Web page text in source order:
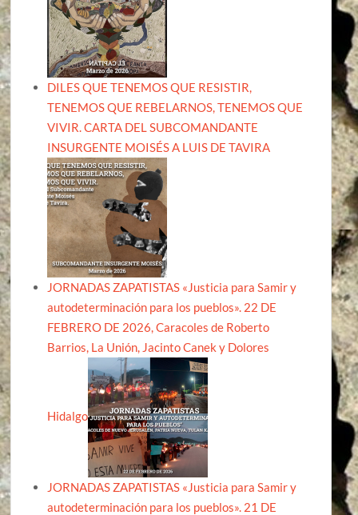
DILES QUE TENEMOS QUE RESISTIR,
TENEMOS QUE REBELARNOS, TENEMOS QUE
VIVIR. CARTA DEL SUBCOMANDANTE
INSURGENTE MOISÉS A LUIS DE TAVIRA
JORNADAS ZAPATISTAS «Justicia para Samir y
autodeterminación para los pueblos». 22 DE
FEBRERO DE 2026, Caracoles de Roberto
Barrios, La Unión, Jacinto Canek y Dolores
Hidalgo
JORNADAS ZAPATISTAS «Justicia para Samir y
autodeterminación para los pueblos». 21 DE